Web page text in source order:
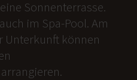
Sonnenterrasse.
im Spa-Pool. Am
Unterkunft können